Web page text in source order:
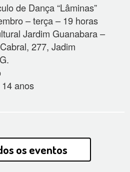
de Dança “Lâminas”
– terça – 19 horas
Jardim Guanabara –
277, Jadim
anos
os eventos